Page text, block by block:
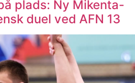
plads: Ny Mikenta-
duel ved AFN 13